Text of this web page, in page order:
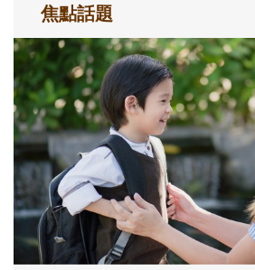
焦點話題
和孩子一起長大的那個男
不同模樣
沒有人天生就擅長當爸爸！
次「前所未有」的體驗中，
大。從給予安全感的肢體遊
主、角色認同及解決問題的
正嘗試用不同的模樣，參與